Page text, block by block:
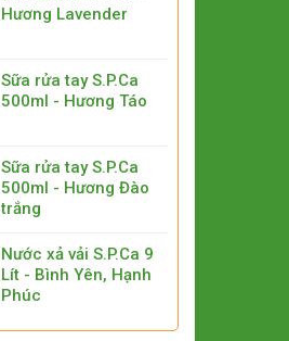
Hương Lavender
Sữa rửa tay S.P.Ca
500ml - Hương Táo
Sữa rửa tay S.P.Ca
500ml - Hương Đào
trắng
Nước xả vải S.P.Ca 9
Lít - Bình Yên, Hạnh
Phúc